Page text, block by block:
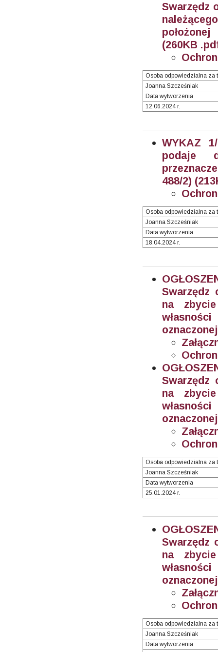
Swarzędz
(260KB
Osoba odpowiedzialna za
Joanna Szcześniak
Data wytworzenia
12.06.2024 r.
WYKAZ
podaje
488/2)
Osoba odpowiedzialna za
Joanna Szcześniak
Data wytworzenia
18.04.2024 r.
Swarzędz
na
Swarzędz
na
Osoba odpowiedzialna za
Joanna Szcześniak
Data wytworzenia
25.01.2024 r.
Swarzędz
na
Osoba odpowiedzialna za
Joanna Szcześniak
Data wytworzenia